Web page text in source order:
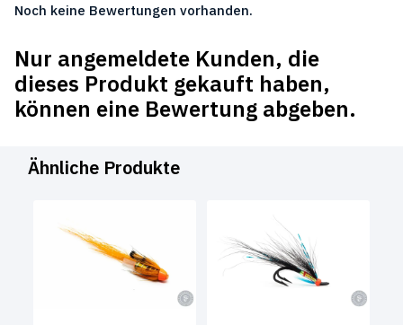
Noch keine Bewertungen vorhanden.
Nur angemeldete Kunden, die
dieses Produkt gekauft haben,
können eine Bewertung abgeben.
Ähnliche Produkte